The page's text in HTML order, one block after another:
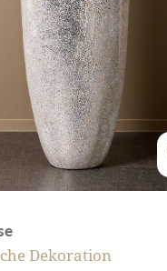
Dekoration